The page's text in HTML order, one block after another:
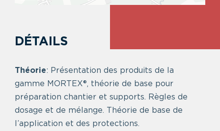
DÉTAILS
Théorie: Présentation des produits de la
gamme MORTEX®, théorie de base pour
préparation chantier et supports. Règles de
dosage et de mélange. Théorie de base de
l’application et des protections.